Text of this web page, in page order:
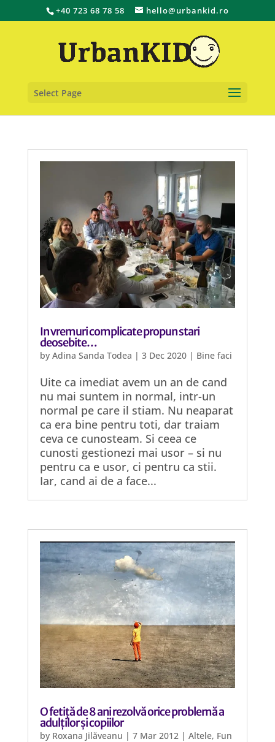
+40 723 68 78 58 hello@urbankid.ro
Select Page
In vremuri complicate propun stari
deosebite…
by Adina Sanda Todea | 3 Dec 2020| Bine faci
Uite ca imediat avem un an de cand
nu mai suntem in normal, intr-un
normal pe care il stiam. Nu neaparat
ca era bine pentru toti, dar traiam
ceva ce cunosteam. Si ceea ce
cunosti gestionezi mai usor – si nu
pentru ca e usor, ci pentru ca stii.
Iar, cand ai de a face...
O fetiță de 8 ani rezolvă orice problemă a
adulților și copiilor
by Roxana Jilăveanu | 7 Mar 2012| Altele, Fun